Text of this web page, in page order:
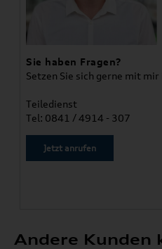
Sie haben Fragen?
Setzen Sie sich gerne mit mir
Teiledienst
Tel: 0841 / 4914 - 307
Jetzt anrufen
Andere Kunden